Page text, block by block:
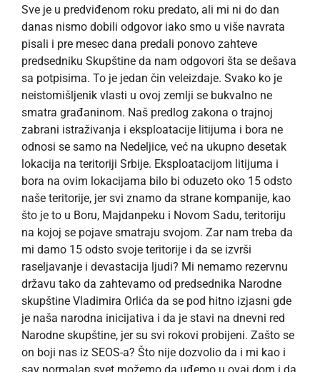
Sve je u predviđenom roku predato, ali mi ni do dan
danas nismo dobili odgovor iako smo u više navrata
pisali i pre mesec dana predali ponovo zahteve
predsedniku Skupštine da nam odgovori šta se dešava
sa potpisima. To je jedan čin veleizdaje. Svako ko je
neistomišljenik vlasti u ovoj zemlji se bukvalno ne
smatra građaninom. Naš predlog zakona o trajnoj
zabrani istraživanja i eksploatacije litijuma i bora ne
odnosi se samo na Nedeljice, već na ukupno desetak
lokacija na teritoriji Srbije. Eksploatacijom litijuma i
bora na ovim lokacijama bilo bi oduzeto oko 15 odsto
naše teritorije, jer svi znamo da strane kompanije, kao
što je to u Boru, Majdanpeku i Novom Sadu, teritoriju
na kojoj se pojave smatraju svojom. Zar nam treba da
mi damo 15 odsto svoje teritorije i da se izvrši
raseljavanje i devastacija ljudi? Mi nemamo rezervnu
državu tako da zahtevamo od predsednika Narodne
skupštine Vladimira Orlića da se pod hitno izjasni gde
je naša narodna inicijativa i da je stavi na dnevni red
Narodne skupštine, jer su svi rokovi probijeni. Zašto se
on boji nas iz SEOS-a? Što nije dozvolio da i mi kao i